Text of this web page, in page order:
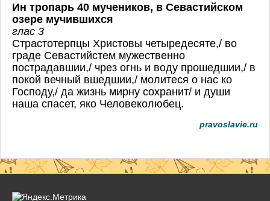
Ин тропарь 40 мучеников, в Севастийском
озере мучившихся
глас 3
Страстотерпцы Христовы четыредесяте,/ во
граде Севастийстем мужественно
пострадавшии,/ чрез огнь и воду прошедшии,/ в
покой вечный вшедшии,/ молитеся о нас ко
Господу,/ да жизнь мирну сохранит/ и души
наша спасет, яко Человеколюбец.
pravoslavie.ru